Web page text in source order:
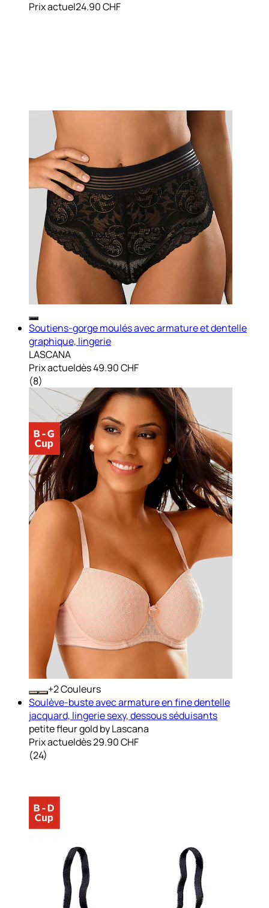
Prix actuel24.90 CHF
Soutiens-gorge moulés avec armature et dentelle
graphique, lingerie
LASCANA
Prix actueldès49.90 CHF
(8)
+ Couleurs
Soulève-buste avec armature en fine dentelle
jacquard, lingerie sexy, dessous séduisants
petite fleur gold by Lascana
Prix actueldès29.90 CHF
(24)